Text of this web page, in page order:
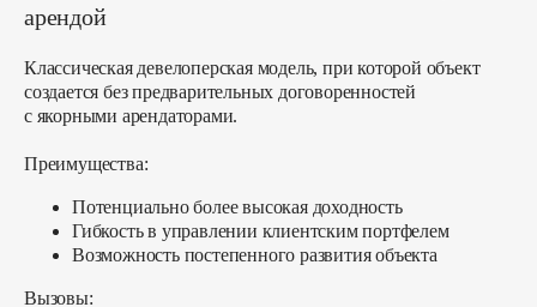
арендой
Классическая девелоперская модель, при которой объект
создается без предварительных договоренностей
с якорными арендаторами.
Преимущества:
Потенциально более высокая доходность
Гибкость в управлении клиентским портфелем
Возможность постепенного развития объекта
Вызовы: